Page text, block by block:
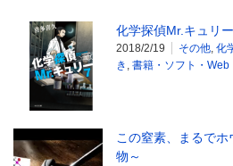
化学探偵Mr.キュリ
2018/2/19 その他, 化
き , 書籍・ソフト・Web
この窒素、まるで
物～